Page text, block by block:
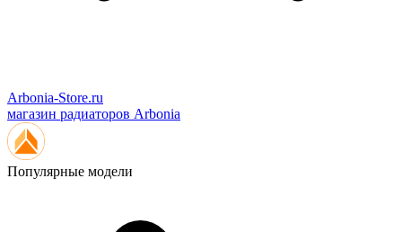
Arbonia-Store.ru
магазин радиаторов Arbonia
Популярные модели